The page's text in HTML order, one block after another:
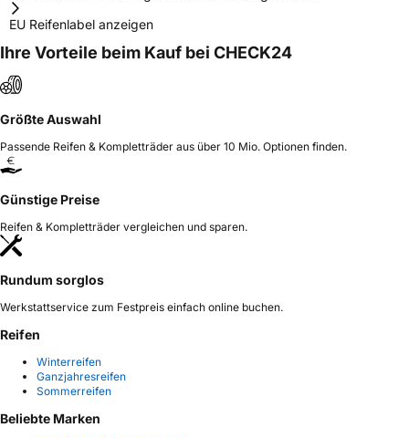
EU Reifenlabel anzeigen
Ihre Vorteile beim Kauf bei CHECK24
Größte Auswahl
Passende Reifen & Kompletträder aus über 10 Mio. Optionen finden.
Günstige Preise
Reifen & Kompletträder vergleichen und sparen.
Rundum sorglos
Werkstattservice zum Festpreis einfach online buchen.
Reifen
Winterreifen
Ganzjahresreifen
Sommerreifen
Beliebte Marken